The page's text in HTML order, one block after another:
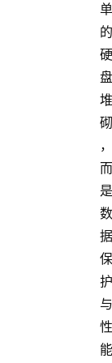
单
的
硬
盘
堆
砌
，
而
是
数
据
保
护
与
性
能